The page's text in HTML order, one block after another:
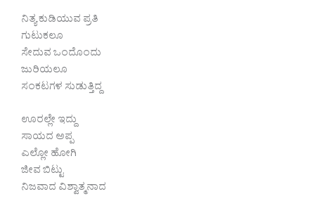
ನಿತ್ಯ ಕುಡಿಯುವ ಪ್ರತಿ
ಗುಟುಕಲೂ
ಸೇದುವ ಒಂದೊಂದು
ಜುರಿಯಲೂ
ಸಂಕಟಗಳ ಸುಡುತ್ತಿದ್ದ
ಊರಲ್ಲೇ ಇದ್ದು
ಸಾಯದ ಅಪ್ಪ
ಎಲ್ಲೋ ಹೋಗಿ
ಜೀವ ಬಿಟ್ಟು
ನಿಜವಾದ ವಿಶ್ವಾತ್ಮನಾದ